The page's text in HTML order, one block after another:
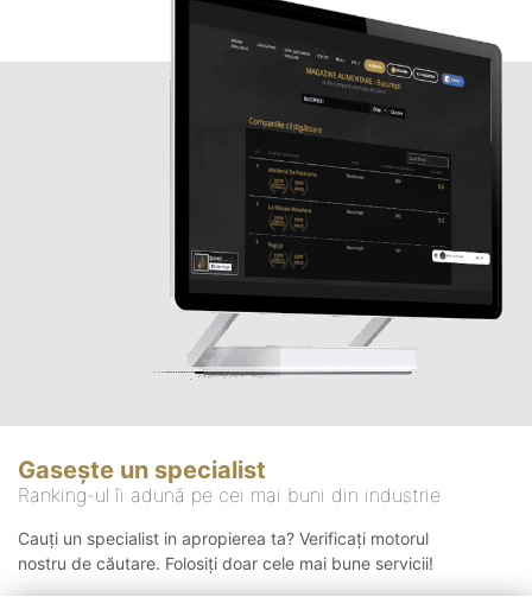
Gasește un specialist
Ranking-ul îi adună pe cei mai buni din industrie
Cauți un specialist in apropierea ta? Verificați motorul
nostru de căutare. Folosiți doar cele mai bune servicii!